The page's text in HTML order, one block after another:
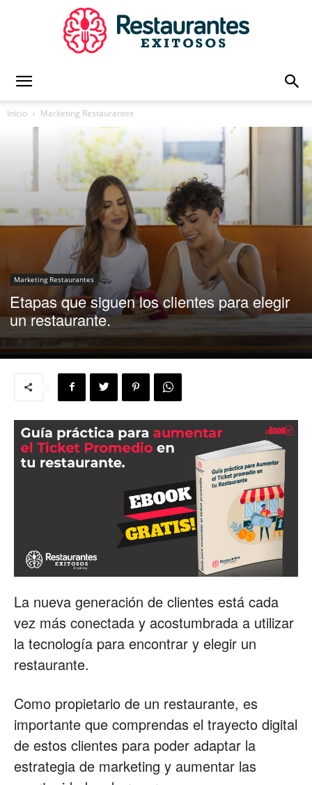
Exitosos
Capacitación
para
Restaurantes
Menus
Restaurantes
Marketing
Inicio Marketing Restaurantes
Marketing Restaurantes
Etapas que siguen los clientes para elegir
un restaurante.
La nueva generación de clientes está cada
vez más conectada y acostumbrada a utilizar
la tecnología para encontrar y elegir un
restaurante.
Como propietario de un restaurante, es
importante que comprendas el trayecto digital
de estos clientes para poder adaptar la
estrategia de marketing y aumentar las